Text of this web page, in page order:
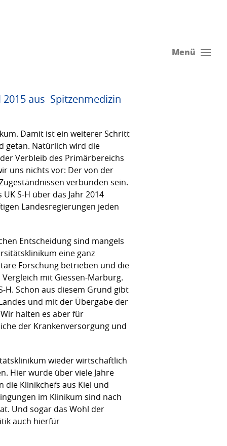
Menü
aus  Spitzenmedizin
Damit ist ein weiterer Schritt
getan. Natürlich wird die
Verbleib des Primärbereichs
uns nichts vor: Der von der
verbunden sein.
S-H über das Jahr 2014
Landesregierungen jeden
Entscheidung sind mangels
eine ganz
Forschung betrieben und die
mit Giessen-Marburg.
H. Schon aus diesem Grund gibt
und mit der Übergabe der
halten es aber für
der Krankenversorgung und
wieder wirtschaftlich
Hier wurde über viele Jahre
Klinikchefs aus Kiel und
im Klinikum sind nach
Und sogar das Wohl der
auch hierfür